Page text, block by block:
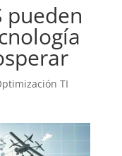
pueden
TI